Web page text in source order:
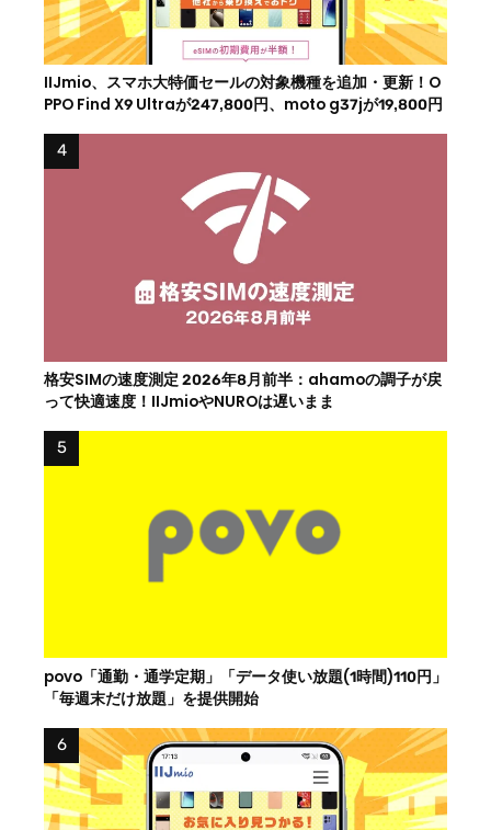
IIJmio、スマホ大特価セールの対象機種を追加・更新！O
PPO Find X9 Ultraが247,800円、moto g37jが19,800円
格安SIMの速度測定 2026年8月前半：ahamoの調子が戻
って快適速度！IIJmioやNUROは遅いまま
povo「通勤・通学定期」「データ使い放題(1時間)110円」
「毎週末だけ放題」を提供開始